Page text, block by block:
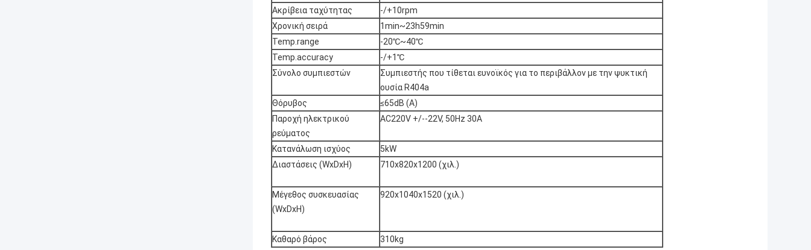
Ακρίβεια ταχύτητας
-/+10rpm
Χρονική σειρά
1min~23h59min
Temp.range
-20℃~40℃
Temp.accuracy
-/+1℃
Σύνολο συμπιεστών
Συμπιεστής που τίθεται ευνοϊκός για το περιβάλλον με την ψυκτική
ουσία R404a
Θόρυβος
≤65dB (Α)
Παροχή ηλεκτρικού
ρεύματος
AC220V +/--22V, 50Hz 30A
Κατανάλωση ισχύος
5kW
Διαστάσεις (WxDxH)
710x820x1200 (χιλ.)
Μέγεθος συσκευασίας
(WxDxH)
920x1040x1520 (χιλ.)
Καθαρό βάρος 310kg